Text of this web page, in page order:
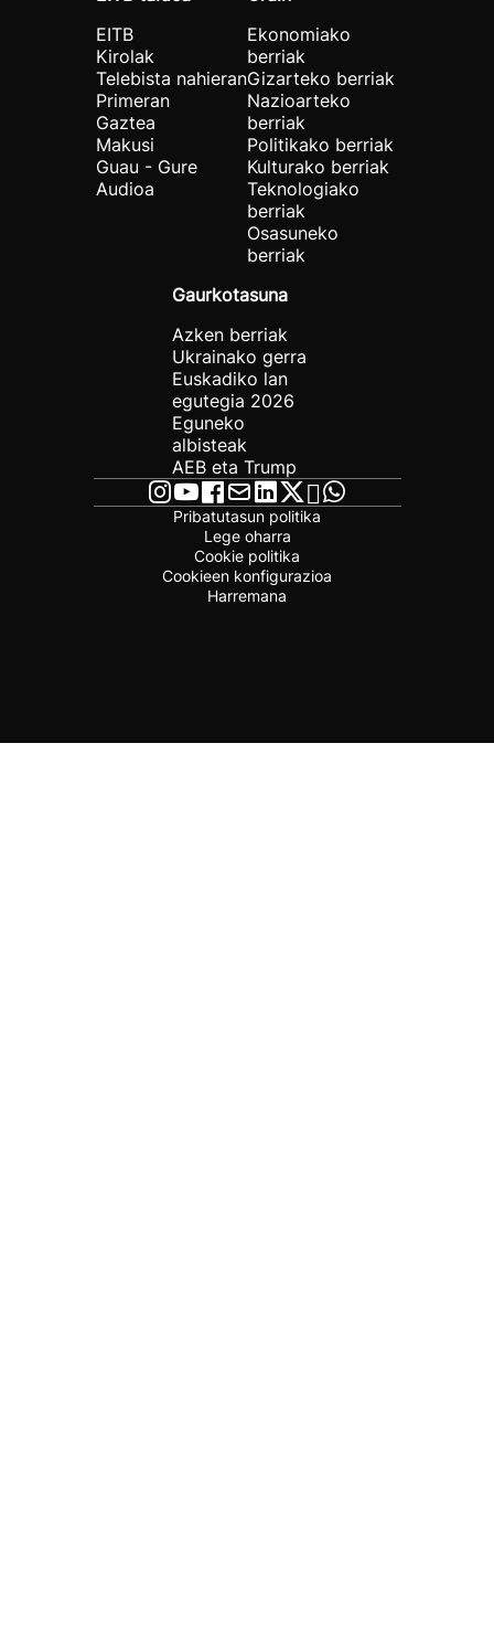
EITB
Kirolak
Telebista nahieran
Primeran
Gaztea
Makusi
Guau - Gure
Audioa
Ekonomiako
berriak
Gizarteko berriak
Nazioarteko
berriak
Politikako berriak
Kulturako berriak
Teknologiako
berriak
Osasuneko
berriak
Gaurkotasuna
Azken berriak
Ukrainako gerra
Euskadiko lan
egutegia 2026
Eguneko
albisteak
AEB eta Trump
Pribatutasun politika
Lege oharra
Cookie politika
Cookieen konfigurazioa
Harremana